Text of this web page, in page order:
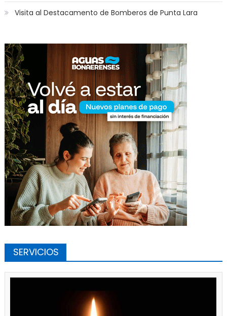
Visita al Destacamento de Bomberos de Punta Lara
SERVICIOS